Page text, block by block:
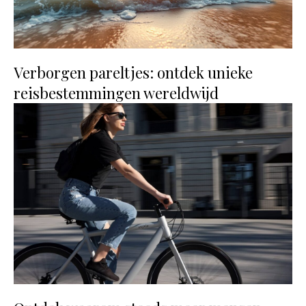
Verborgen pareltjes: ontdek unieke
reisbestemmingen wereldwijd